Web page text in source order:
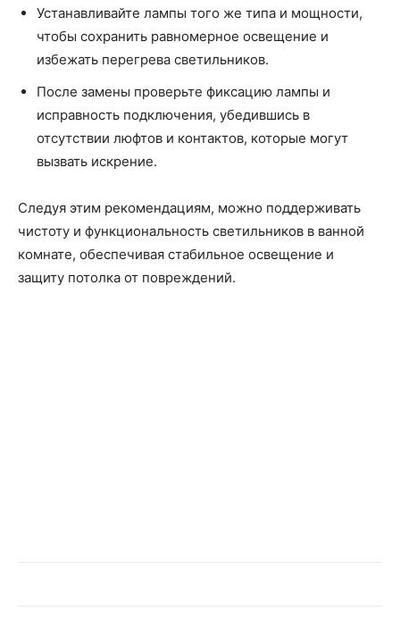
Устанавливайте лампы того же типа и мощности,
чтобы сохранить равномерное освещение и
избежать перегрева светильников.
После замены проверьте фиксацию лампы и
исправность подключения, убедившись в
отсутствии люфтов и контактов, которые могут
вызвать искрение.
Следуя этим рекомендациям, можно поддерживать
чистоту и функциональность светильников в ванной
комнате, обеспечивая стабильное освещение и
защиту потолка от повреждений.